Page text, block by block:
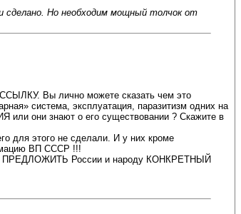
сделано. Но необходим мощный толчок от
Вы лично можете сказать чем это
система, эксплуатация, паразитизм одних на
они знают о его существовании ? Скажите в
этого не сделали. И у них кроме
ВП СССР !!!
ПРЕДЛОЖИТЬ России и народу КОНКРЕТНЫЙ